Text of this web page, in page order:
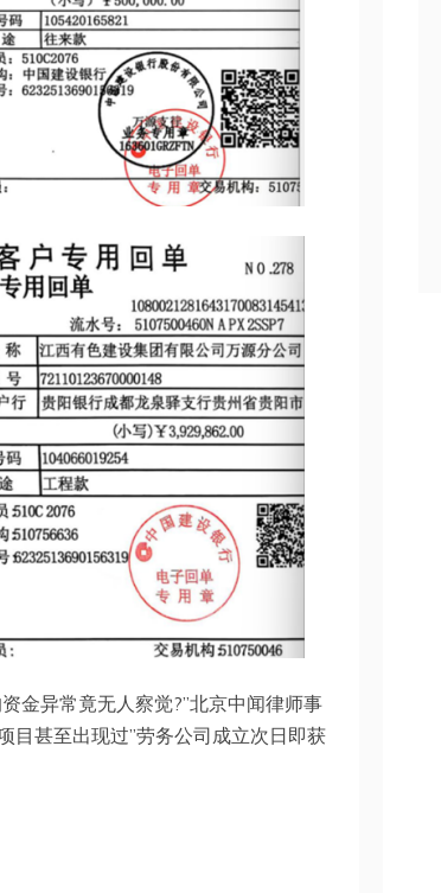
金异常竟无人察觉?”北京中闻律师事
目甚至出现过”劳务公司成立次日即获